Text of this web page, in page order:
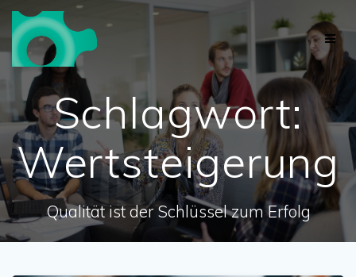
Skip
content
Schlagwort:
Wertsteigerung
Qualität ist der Schlüssel zum Erfolg